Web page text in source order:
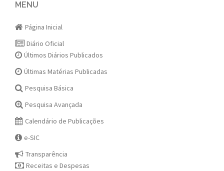
navigation
MENU
Página Inicial
Diário Oficial
Últimos Diários Publicados
Últimas Matérias Publicadas
Pesquisa Básica
Pesquisa Avançada
Calendário de Publicações
e-SIC
Transparência
Receitas e Despesas